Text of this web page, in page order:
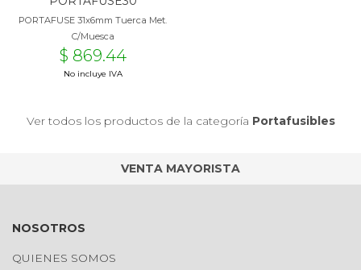
PORTAFUSE 31x6mm Tuerca Met.
C/Muesca
$ 869.44
No incluye IVA
Ver todos los productos de la categoría Portafusibles
VENTA MAYORISTA
NOSOTROS
QUIENES SOMOS